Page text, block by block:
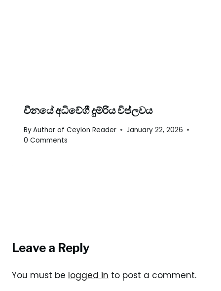
චීනයේ අධිවේගී දුම්රිය විප්ලවය
ByAuthor of Ceylon Reader
January 22, 2026
0 Comments
Leave a Reply
You must be logged in to post a comment.